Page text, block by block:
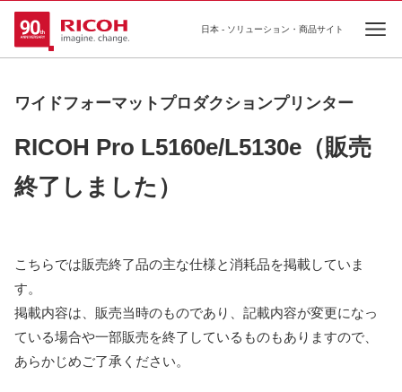
日本 - ソリューション・商品サイト
ワイドフォーマットプロダクションプリンター
RICOH Pro L5160e/L5130e（販売
終了しました）
こちらでは販売終了品の主な仕様と消耗品を掲載していま
す。
掲載内容は、販売当時のものであり、記載内容が変更になっ
ている場合や一部販売を終了しているものもありますので、
あらかじめご了承ください。